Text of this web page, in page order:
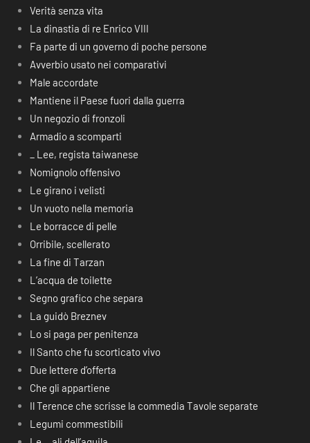
Verità senza vita
La dinastia di re Enrico VIII
Fa parte di un governo di poche persone
Avverbio usato nei comparativi
Male accordate
Mantiene il Paese fuori dalla guerra
Un negozio di fronzoli
Armadio a scomparti
_ Lee, regista taiwanese
Nomignolo offensivo
Le girano i velisti
Un vuoto nella memoria
Le borracce di pelle
Orribile, scellerato
La fine di Tarzan
L’acqua de toilette
Segno grafico che separa
La guidò Breznev
Lo si paga per penitenza
Il Santo che fu scorticato vivo
Due lettere d’offerta
Che gli appartiene
Il Terence che scrisse la commedia Tavole separate
Legumi commestibili